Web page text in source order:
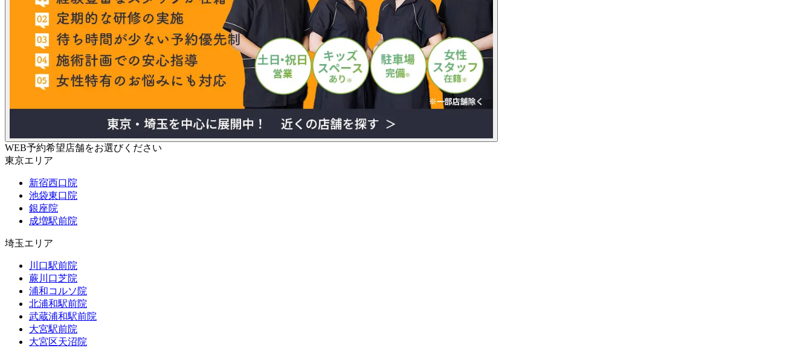
WEB予約希望店舗をお選びください
東京エリア
新宿西口院
池袋東口院
銀座院
成増駅前院
埼玉エリア
川口駅前院
蕨川口芝院
浦和コルソ院
北浦和駅前院
武蔵浦和駅前院
大宮駅前院
大宮区天沼院